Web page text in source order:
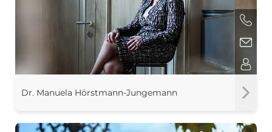
Dr. Manuela Hörstmann-Jungemann